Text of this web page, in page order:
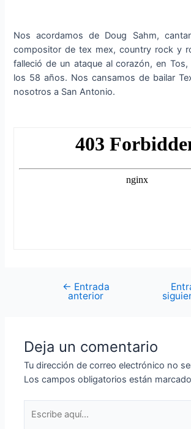
Nos acordamos de Doug Sahm,
compositor de tex mex, country rock y
falleció de un ataque al corazón, en
los 58 años. Nos cansamos de bailar
nosotros a San Antonio.
Navegación
← Entrada
anterior
Deja un comentario
Tu dirección de correo electrónico no
Los campos obligatorios están
aquí...